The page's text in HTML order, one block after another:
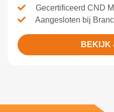
Gecertificeerd CND
Aangesloten bij
BEKIJK